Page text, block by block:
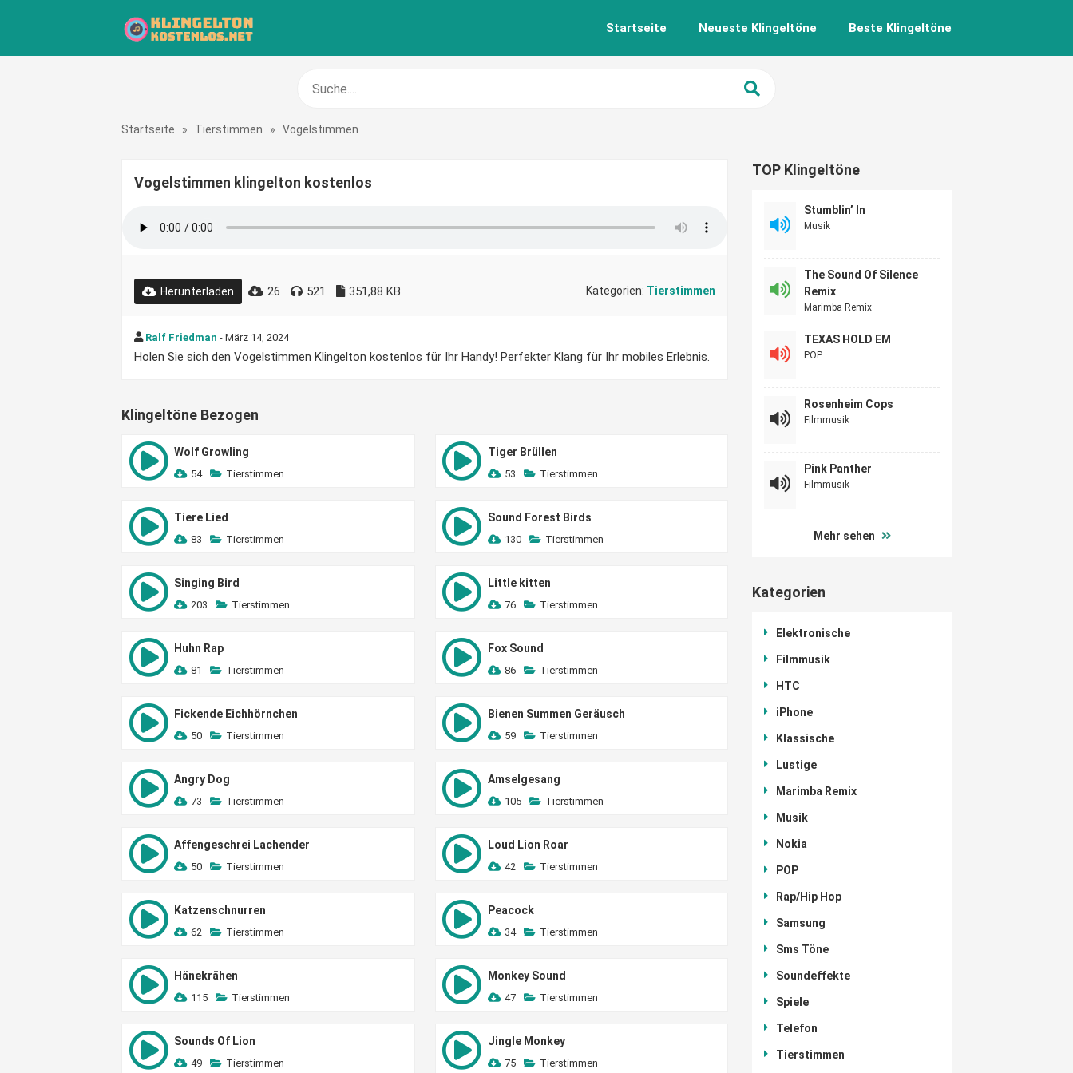
Startseite Neueste Klingeltöne Beste Klingeltöne
Startseite » Tierstimmen » Vogelstimmen
Vogelstimmen klingelton kostenlos
Herunterladen 26 521 351,88 KB Kategorien: Tierstimmen
Ralf Friedman - März 14, 2024
Holen Sie sich den Vogelstimmen Klingelton kostenlos für Ihr Handy! Perfekter Klang für Ihr mobiles Erlebnis.
Klingeltöne Bezogen
Wolf Growling
54 Tierstimmen
Tiger Brüllen
53 Tierstimmen
Tiere Lied
83 Tierstimmen
Sound Forest Birds
130 Tierstimmen
Singing Bird
203 Tierstimmen
Little kitten
76 Tierstimmen
Huhn Rap
81 Tierstimmen
Fox Sound
86 Tierstimmen
Fickende Eichhörnchen
50 Tierstimmen
Bienen Summen Geräusch
59 Tierstimmen
Angry Dog
73 Tierstimmen
Amselgesang
105 Tierstimmen
Affengeschrei Lachender
50 Tierstimmen
Loud Lion Roar
42 Tierstimmen
Katzenschnurren
62 Tierstimmen
Peacock
34 Tierstimmen
Hänekrähen
115 Tierstimmen
Monkey Sound
47 Tierstimmen
Sounds Of Lion
49 Tierstimmen
Jingle Monkey
75 Tierstimmen
TOP Klingeltöne
Stumblin’ In
Musik
The Sound Of Silence
Remix
Marimba Remix
TEXAS HOLD EM
POP
Rosenheim Cops
Filmmusik
Pink Panther
Filmmusik
Mehr sehen
Kategorien
Elektronische
Filmmusik
HTC
iPhone
Klassische
Lustige
Marimba Remix
Musik
Nokia
POP
Rap/Hip Hop
Samsung
Sms Töne
Soundeffekte
Spiele
Telefon
Tierstimmen